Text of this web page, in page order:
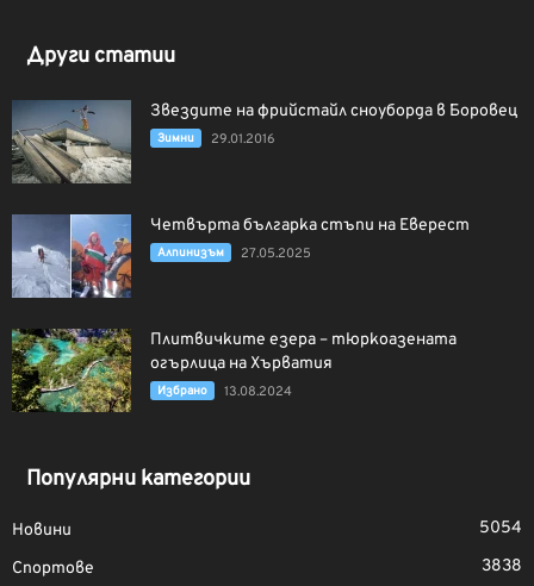
Други статии
Звездите на фрийстайл сноуборда в Боровец
Зимни 29.01.2016
Четвърта българка стъпи на Еверест
Алпинизъм 27.05.2025
Плитвичките езера – тюркоазената
огърлица на Хърватия
Избрано 13.08.2024
Популярни категории
Новини
5054
Спортове
3838